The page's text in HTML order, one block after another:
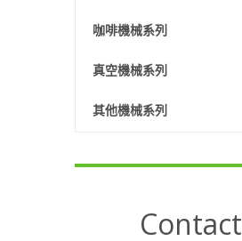
咖啡機械系列
真空機械系列
其他機械系列
Contact